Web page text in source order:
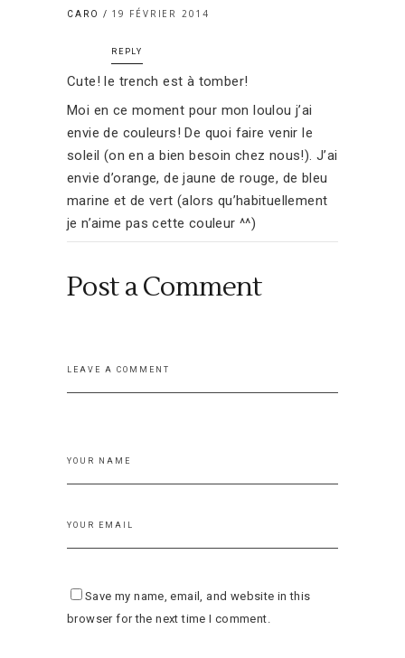
CARO 19 FÉVRIER 2014
REPLY
Cute! le trench est à tomber!
Moi en ce moment pour mon loulou j’ai
envie de couleurs! De quoi faire venir le
soleil (on en a bien besoin chez nous!). J’ai
envie d’orange, de jaune de rouge, de bleu
marine et de vert (alors qu’habituellement
je n’aime pas cette couleur ^^)
Post a Comment
Save my name, email, and website in this
browser for the next time I comment.